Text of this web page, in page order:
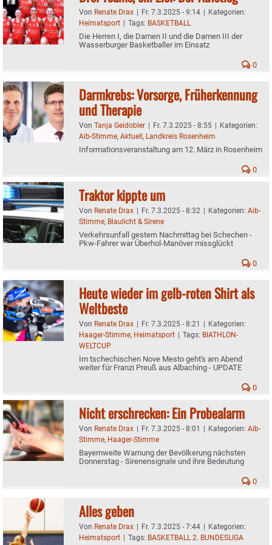
Von Renate Drax | Fr. 7.3.2025 - 9:14 | Kategorien:
Heimatsport | Tags: BASKETBALL
Die Herren I, die Damen II und die Damen III der
Wasserburger Basketballer im Einsatz
0
Darmkrebs: Vorsorge, Früherkennung
und Therapie
Von Tanja Geidobler | Fr. 7.3.2025 - 8:55 | Kategorien:
Aib-Stimme, Aktuell, Landkreis Rosenheim
Informationsveranstaltung am 12. März in Rosenheim
0
Traktor kippte um
Von Renate Drax | Fr. 7.3.2025 - 8:32 | Kategorien: Aib-
Stimme, Blaulicht & Sirene
Verkehrsunfall gestern Nachmittag bei Schechen -
Pkw-Fahrer war Überhol-Manöver missglückt
0
Heute wieder im gelb-roten Shirt als
Weltbeste
Von Renate Drax | Fr. 7.3.2025 - 8:21 | Kategorien:
Haager-Stimme, Heimatsport | Tags: BIATHLON-
WELTCUP
Im tschechischen Nove Mesto geht's am Abend
weiter für Franzi Preuß aus Albaching - UPDATE
0
Nicht erschrecken: Ein Probealarm
Von Renate Drax | Fr. 7.3.2025 - 8:01 | Kategorien: Aib-
Stimme, Haager-Stimme
Bayernweite Warnung der Bevölkerung nächsten
Donnerstag - Sirenensignale und ihre Bedeutung
0
Alles geben
Von Renate Drax | Fr. 7.3.2025 - 7:44 | Kategorien:
Heimatsport | Tags: BASKETBALL 2. BUNDESLIGA